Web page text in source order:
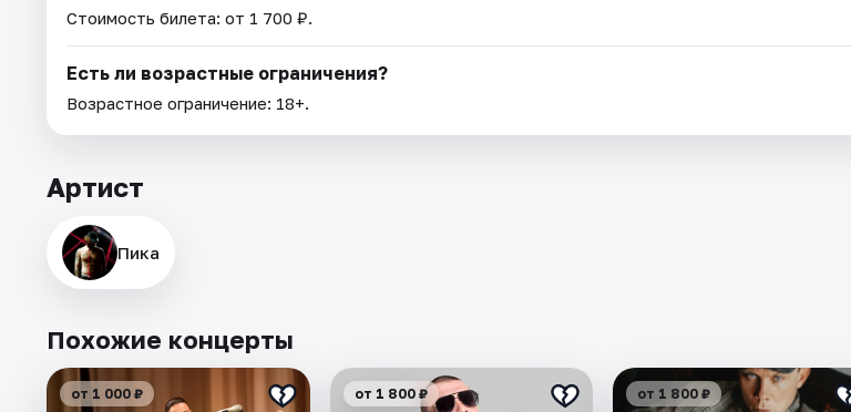
Стоимость билета: от 1 700 ₽.
Есть ли возрастные ограничения?
Возрастное ограничение: 18+.
Артист
Пика
Похожие концерты
от 1 000 ₽ от 1 800 ₽ от 1 800 ₽